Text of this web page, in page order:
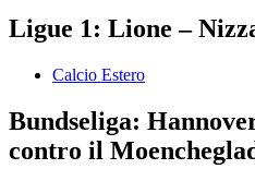
Ligue 1: Lione –
Calcio Estero
Bundseliga:
contro il